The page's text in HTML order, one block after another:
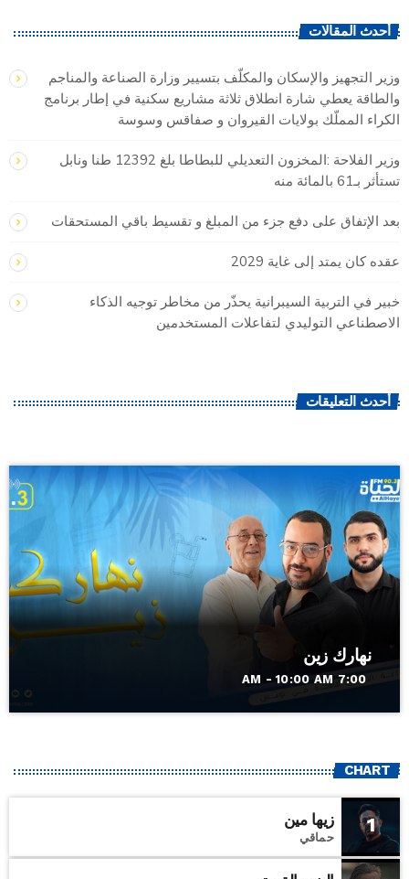
أحدث المقالات
وزير التجهيز والإسكان والمكلّف بتسيير وزارة الصناعة والمناجم
والطاقة يعطي شارة انطلاق ثلاثة مشاريع سكنية في إطار برنامج
الكراء المملّك بولايات القيروان و صفاقس وسوسة
وزير الفلاحة :المخزون التعديلي للبطاطا بلغ 12392 طنا ونابل
تستأثر بـ61 بالمائة منه
بعد الإتفاق على دفع جزء من المبلغ و تقسيط باقي المستحقات
عقده كان يمتد إلى غاية 2029
خبير في التربية السيبرانية يحذّر من مخاطر توجيه الذكاء
الاصطناعي التوليدي لتفاعلات المستخدمين
أحدث التعليقات
نهارك زين
7:00 AM - 10:00 AM
CHART
1 زيها مين
حماقي